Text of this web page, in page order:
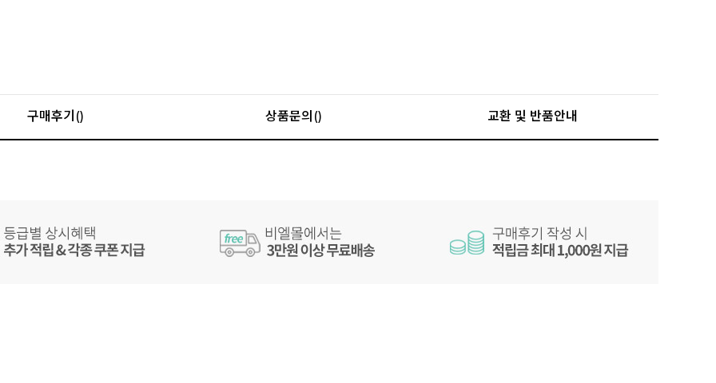
구매후기() 상품문의() 교환 및 반품안내